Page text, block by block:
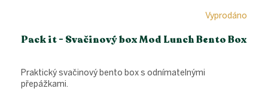
Pack it - Svačinový box Mod Lunch Bento Box
Vyprodáno
Praktický svačinový bento box s odnímatelnými
přepážkami.